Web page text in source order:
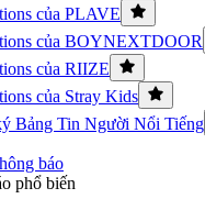
của PLAVE
của BOYNEXTDOOR
của RIIZE
của Stray Kids
Bảng Tin Người Nổi Tiếng
báo
phổ biến